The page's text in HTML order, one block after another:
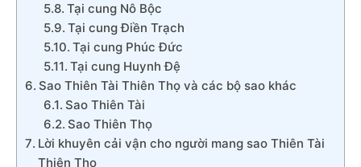
Tại cung Nô Bộc
Tại cung Điền Trạch
Tại cung Phúc Đức
Tại cung Huynh Đệ
Sao Thiên Tài Thiên Thọ và các bộ sao khác
Sao Thiên Tài
Sao Thiên Thọ
Lời khuyên cải vận cho người mang sao Thiên Tài
Thiên Thọ